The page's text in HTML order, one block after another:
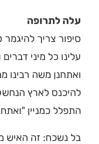
עלה לתרופה
סיפור צריך
עלינו כל מיני
ואתחנן משה רבינו
להיכנס לארץ
התפלל כמניין
בל נשכח: זה האיש